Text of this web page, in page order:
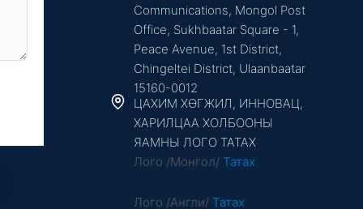
Communications, Mongol Post
Office, Sukhbaatar Square - 1,
Peace Avenue, 1st District,
Chingeltei District, Ulaanbaatar
15160-0012
ЦАХИМ ХӨГЖИЛ, ИННОВАЦ,
ХАРИЛЦАА ХОЛБООНЫ
ЯАМНЫ ЛОГО ТАТАХ
Лого /Монгол/Татах
Лого /Англи/Татах